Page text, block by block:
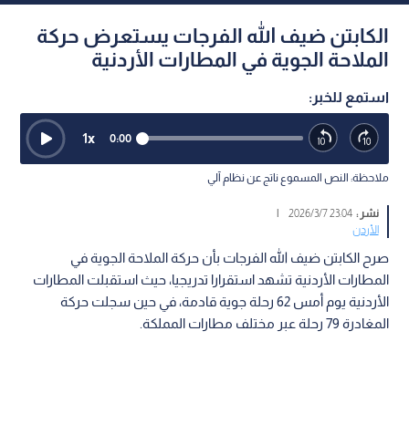
الكابتن ضيف الله الفرجات يستعرض حركة
الملاحة الجوية في المطارات الأردنية
استمع للخبر:
0:00
1x
ملاحظة: النص المسموع ناتج عن نظام آلي
نشر :23:04 2026/3/7
|
الأردن
صرح الكابتن ضيف الله الفرجات بأن حركة الملاحة الجوية في
المطارات الأردنية تشهد استقرارا تدريجيا، حيث استقبلت المطارات
الأردنية يوم أمس 62 رحلة جوية قادمة، في حين سجلت حركة
المغادرة 79 رحلة عبر مختلف مطارات المملكة.